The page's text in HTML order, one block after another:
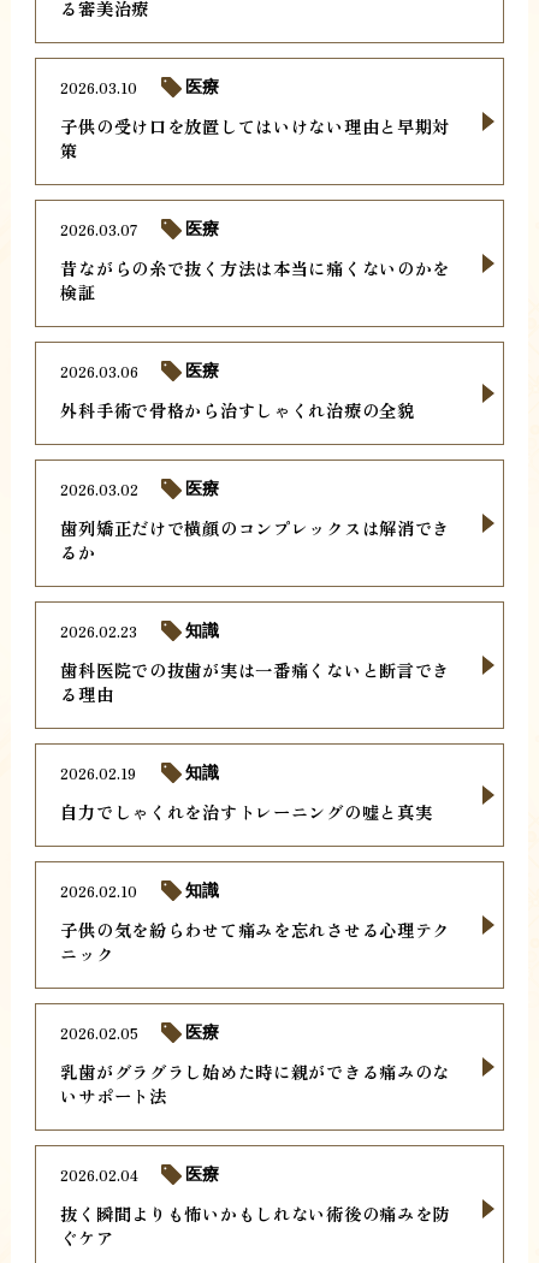
る審美治療
子供の受け口を放置してはいけない理由と早期対
策
2026.03.10 医療
昔ながらの糸で抜く方法は本当に痛くないのかを
検証
2026.03.07 医療
外科手術で骨格から治すしゃくれ治療の全貌
2026.03.06 医療
歯列矯正だけで横顔のコンプレックスは解消でき
るか
2026.03.02 医療
歯科医院での抜歯が実は一番痛くないと断言でき
る理由
2026.02.23 知識
自力でしゃくれを治すトレーニングの嘘と真実
2026.02.19 知識
子供の気を紛らわせて痛みを忘れさせる心理テク
ニック
2026.02.10 知識
乳歯がグラグラし始めた時に親ができる痛みのな
いサポート法
2026.02.05 医療
抜く瞬間よりも怖いかもしれない術後の痛みを防
ぐケア
2026.02.04 医療